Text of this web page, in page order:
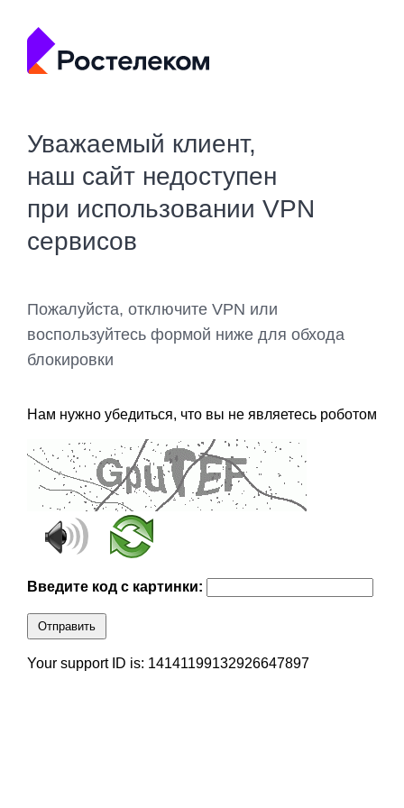
Уважаемый клиент,
наш сайт недоступен
при использовании VPN
сервисов
Пожалуйста, отключите VPN или
воспользуйтесь формой ниже для обхода
блокировки
Нам нужно убедиться, что вы не являетесь роботом
Введите код с картинки:
Отправить
Your support ID is: 14141199132926647897